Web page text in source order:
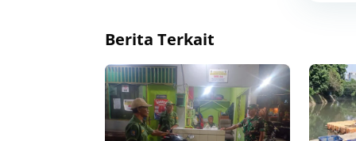
Berita Terkait